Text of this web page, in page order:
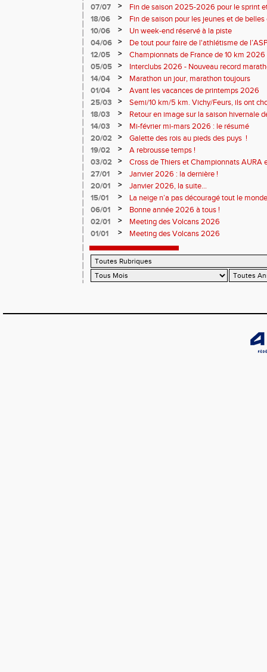
07/07 >
Fin de saison 2025-2026 pour le sprint
18/06
>
Fin de saison pour les jeunes et de
10/06
>
Un week-end réservé à la piste
04/06
>
De tout pour faire de l'athlétisme de
monde souriant
12/05 >
Championnats de France de 10 km
Soirées piste
05/05 >
Interclubs 2026 - Nouveau record
résultats
14/04 >
Marathon un jour, marathon toujours
01/04
>
Avant les vacances de printemps 2026
25/03
>
Semi/10 km/5 km. Vichy/Feurs, ils ont
18/03
>
Retour en image sur la saison hivernale
14/03
>
Mi-février mi-mars 2026 : le résumé
20/02
>
Galette des rois au pieds des puys !
19/02
>
A rebrousse temps !
03/02
>
Cross de Thiers et Championnats AURA
27/01
>
Janvier 2026 : la dernière !
20/01
>
Janvier 2026, la suite...
15/01
>
La neige n’a pas découragé tout le
06/01
>
Bonne année 2026 à tous !
02/01
>
Meeting des Volcans 2026
01/01
> Meeting des Volcans 2026